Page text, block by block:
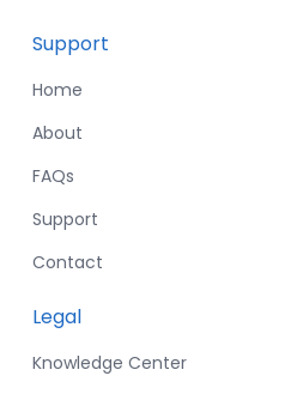
Support
Home
About
FAQs
Support
Contact
Legal
Knowledge Center